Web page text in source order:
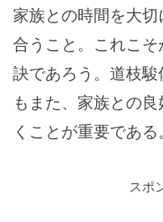
家族との時間を大
合うこと。これこ
訣であろう。道枝
もまた、家族との
くことが重要である
スポ